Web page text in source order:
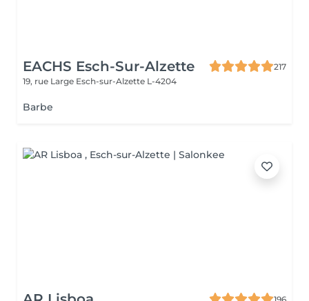
EACHS Esch-Sur-Alzette
217
19, rue Large Esch-sur-Alzette L-4204
Barbe